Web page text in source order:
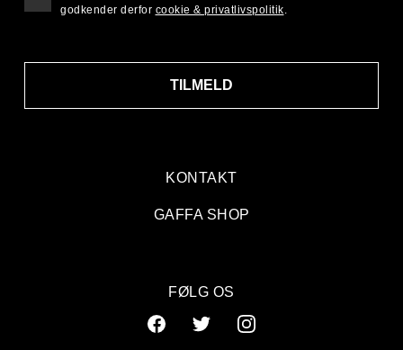
KONTAKT
GAFFA SHOP
TILMELD
godkender derfor cookie & privatlivspolitik.
FØLG OS